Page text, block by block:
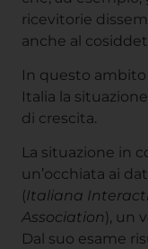
ricevitorie
anche al
In questo
Italia la
di crescita.
La situazione in
un’occhiata ai
(Italiana
Association), un
Dal suo esame